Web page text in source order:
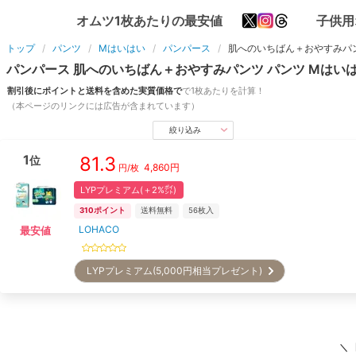
オムツ1枚あたりの最安値 子供
トップ パンツ Mはいはい パンパース 肌へのいちばん＋おやすみパ
パンパース 肌へのいちばん＋おやすみパンツ パンツ Mはい
割引後にポイントと送料を含めた実質価格でで1枚あたりを計算！
（本ページのリンクには広告が含まれています）
絞り込み
1位
最安値
81.3 円/枚 4,860円
LYPプレミアム(＋2%㌽)
310ポイント 送料無料 56枚入
LOHACO
LYPプレミアム(5,000円相当プレゼント)
＼